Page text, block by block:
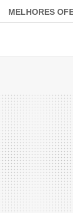
MELHORES